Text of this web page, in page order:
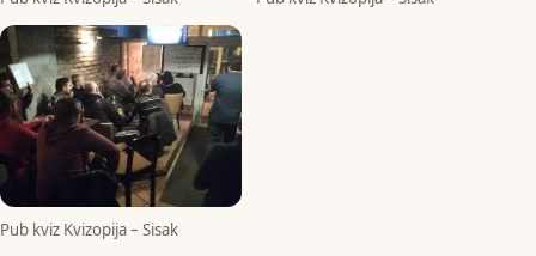
Pub kviz Kvizopija – Sisak